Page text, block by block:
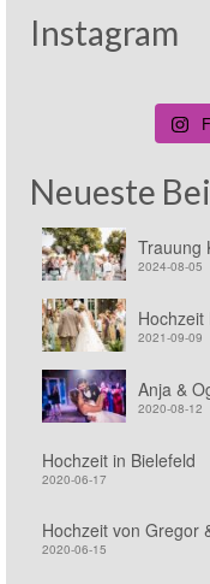
Instagram
Neueste
Trauung
2024-08-05
Hochzeit
2021-09-09
Anja &
2020-08-12
Hochzeit in Bielefeld
2020-06-17
Hochzeit von Gregor
2020-06-15